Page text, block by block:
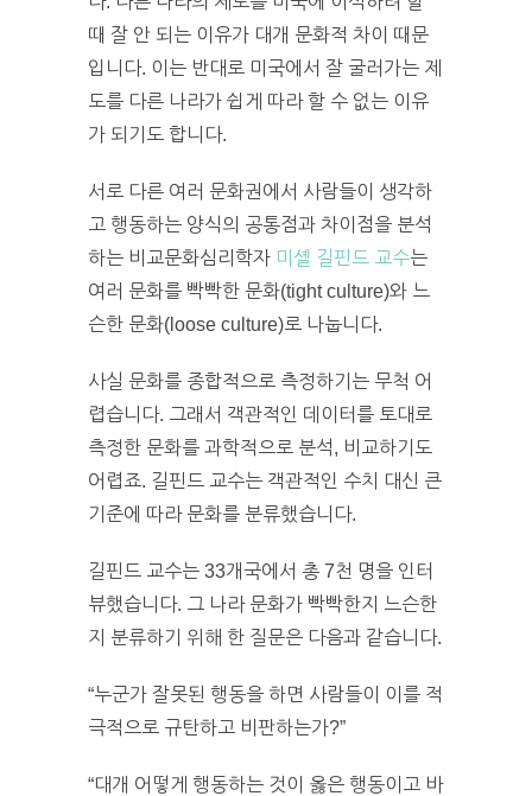
때 잘 안 되는 이유가 대개 문화적 차이 때문
입니다. 이는 반대로 미국에서 잘 굴러가는 제
도를 다른 나라가 쉽게 따라 할 수 없는 이유
가 되기도 합니다.
서로 다른 여러 문화권에서 사람들이 생각하
고 행동하는 양식의 공통점과 차이점을 분석
하는 비교문화심리학자 미셸 길핀드 교수는
여러 문화를 빡빡한 문화(tight culture)와 느
슨한 문화(loose culture)로 나눕니다.
사실 문화를 종합적으로 측정하기는 무척 어
렵습니다. 그래서 객관적인 데이터를 토대로
측정한 문화를 과학적으로 분석, 비교하기도
어렵죠. 길핀드 교수는 객관적인 수치 대신 큰
기준에 따라 문화를 분류했습니다.
길핀드 교수는 33개국에서 총 7천 명을 인터
뷰했습니다. 그 나라 문화가 빡빡한지 느슨한
지 분류하기 위해 한 질문은 다음과 같습니다.
“누군가 잘못된 행동을 하면 사람들이 이를 적
극적으로 규탄하고 비판하는가?”
“대개 어떻게 행동하는 것이 옳은 행동이고 바